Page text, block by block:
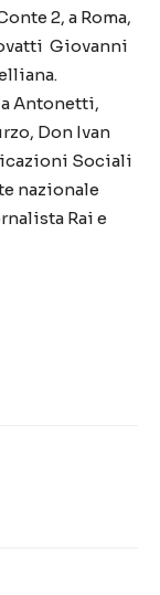
2, a Roma,
Giovanni
Antonetti,
Don Ivan
Sociali
nazionale
Rai e